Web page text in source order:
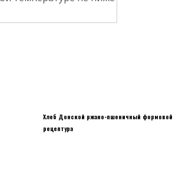
Хлеб Донской ржано-пшеничный формовой
рецептура